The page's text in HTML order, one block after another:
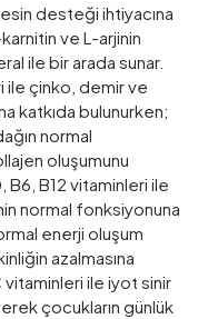
desteği ihtiyacına
ve L-arjinin
ile bir arada sunar.
ile çinko, demir ve
katkıda bulunurken;
normal
oluşumunu
B12 vitaminleri ile
normal fonksiyonuna
enerji oluşum
azalmasına
vitaminleri ile iyot sinir
çocukların günlük